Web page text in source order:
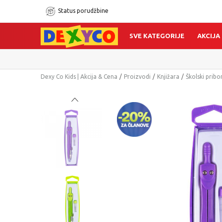
Status porudžbine
SVE KATEGORIJE AKCIJA
Dexy Co Kids | Akcija & Cena Proizvodi Knjižara Školski